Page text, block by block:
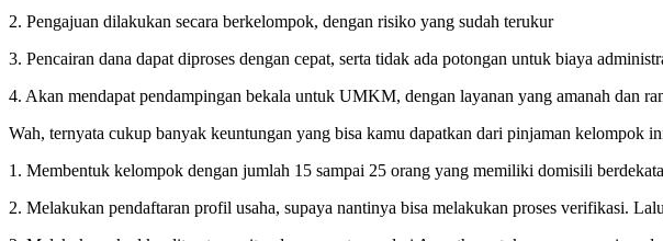
2. Pengajuan dilakukan secara berkelompok, dengan risiko yang sudah terukur
3. Pencairan dana dapat diproses dengan cepat, serta tidak ada potongan untuk biaya
4. Akan mendapat pendampingan bekala untuk UMKM, dengan layanan yang amanah dan
Wah, ternyata cukup banyak keuntungan yang bisa kamu dapatkan dari pinjaman
1. Membentuk kelompok dengan jumlah 15 sampai 25 orang yang memiliki domisili
2. Melakukan pendaftaran profil usaha, supaya nantinya bisa melakukan proses verifikasi.